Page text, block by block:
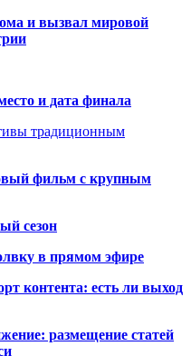
и вызвал мировой
и дата финала
традиционным
фильм с крупным
сезон
у в прямом эфире
контента: есть ли выход
размещение статей